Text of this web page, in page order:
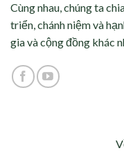
Cùng nhau, chúng ta
triển, chánh niệm và
gia và cộng đồng khác